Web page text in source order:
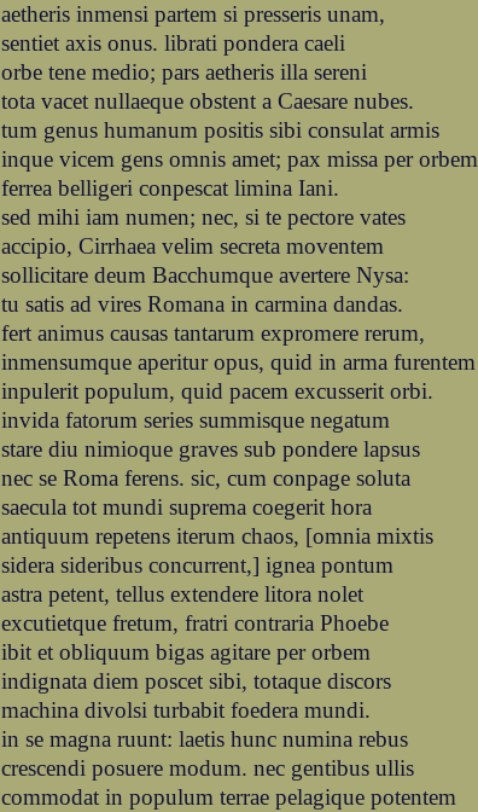
aetheris inmensi partem si presseris unam,
sentiet axis onus. librati pondera caeli
orbe tene medio; pars aetheris illa sereni
tota vacet nullaeque obstent a Caesare nubes.
tum genus humanum positis sibi consulat armis
inque vicem gens omnis amet; pax missa per orbem
ferrea belligeri conpescat limina Iani.
sed mihi iam numen; nec, si te pectore vates
accipio, Cirrhaea velim secreta moventem
sollicitare deum Bacchumque avertere Nysa:
tu satis ad vires Romana in carmina dandas.
fert animus causas tantarum expromere rerum,
inmensumque aperitur opus, quid in arma furentem
inpulerit populum, quid pacem excusserit orbi.
invida fatorum series summisque negatum
stare diu nimioque graves sub pondere lapsus
nec se Roma ferens. sic, cum conpage soluta
saecula tot mundi suprema coegerit hora
antiquum repetens iterum chaos, [omnia mixtis
sidera sideribus concurrent,] ignea pontum
astra petent, tellus extendere litora nolet
excutietque fretum, fratri contraria Phoebe
ibit et obliquum bigas agitare per orbem
indignata diem poscet sibi, totaque discors
machina divolsi turbabit foedera mundi.
in se magna ruunt: laetis hunc numina rebus
crescendi posuere modum. nec gentibus ullis
commodat in populum terrae pelagique potentem